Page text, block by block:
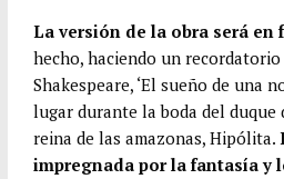
p
p
r
t
i
r
La versión de la obra será en
hecho, haciendo un
Shakespeare, ‘El sueño de una
lugar durante la boda del duque
reina de las amazonas, Hipólita.
impregnada por la fantasía y